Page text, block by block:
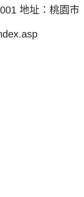
地址：桃園市